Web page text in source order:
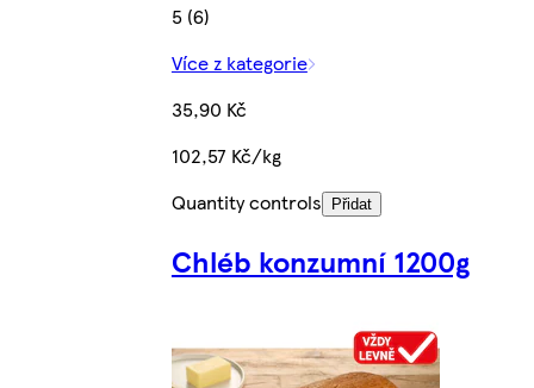
5 (6)
Více z kategorie
35,90 Kč
102,57 Kč/kg
Quantity controls
Přidat
Chléb konzumní 1200g